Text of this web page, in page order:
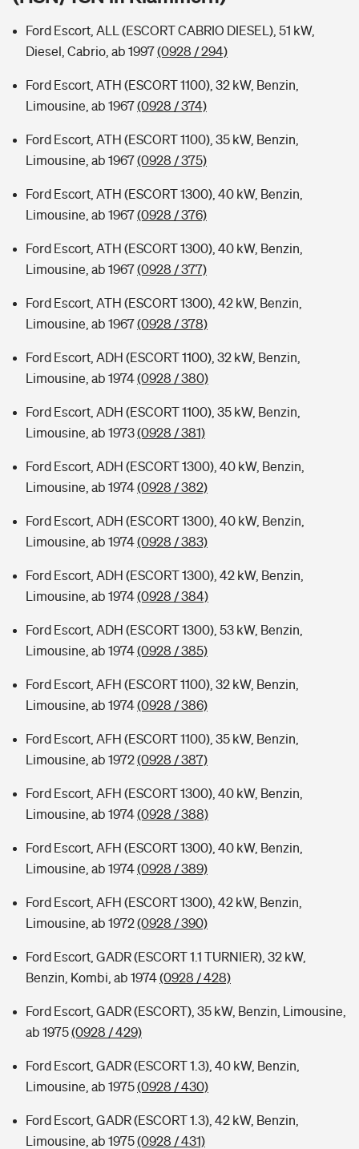
Wer versichert was: Jetzt Versicherer finden
Sie haben Fragen?
Musikinstrumentenversicherung
Zur Übersicht
Tools
Kinderunfall-Check: Mehr Sicherheit für deine Kids
Sie haben Fragen?
Rentenrechner: Wie viel Geld bekomme ich im Alter?
Ford Escort, ALL (ESCORT CABRIO DIESEL), 51 kW,
Diesel, Cabrio, ab 1997(0928 / 294)
Ford Escort, ATH (ESCORT 1100), 32 kW, Benzin,
Limousine, ab 1967(0928 / 374)
Ford Escort, ATH (ESCORT 1100), 35 kW, Benzin,
Limousine, ab 1967(0928 / 375)
Ford Escort, ATH (ESCORT 1300), 40 kW, Benzin,
Limousine, ab 1967(0928 / 376)
Ford Escort, ATH (ESCORT 1300), 40 kW, Benzin,
Limousine, ab 1967(0928 / 377)
Ford Escort, ATH (ESCORT 1300), 42 kW, Benzin,
Limousine, ab 1967(0928 / 378)
Ford Escort, ADH (ESCORT 1100), 32 kW, Benzin,
Limousine, ab 1974(0928 / 380)
Ford Escort, ADH (ESCORT 1100), 35 kW, Benzin,
Limousine, ab 1973(0928 / 381)
Ford Escort, ADH (ESCORT 1300), 40 kW, Benzin,
Limousine, ab 1974(0928 / 382)
Ford Escort, ADH (ESCORT 1300), 40 kW, Benzin,
Limousine, ab 1974(0928 / 383)
Ford Escort, ADH (ESCORT 1300), 42 kW, Benzin,
Limousine, ab 1974(0928 / 384)
Ford Escort, ADH (ESCORT 1300), 53 kW, Benzin,
Limousine, ab 1974(0928 / 385)
Ford Escort, AFH (ESCORT 1100), 32 kW, Benzin,
Limousine, ab 1974(0928 / 386)
Ford Escort, AFH (ESCORT 1100), 35 kW, Benzin,
Limousine, ab 1972(0928 / 387)
Ford Escort, AFH (ESCORT 1300), 40 kW, Benzin,
Limousine, ab 1974(0928 / 388)
Ford Escort, AFH (ESCORT 1300), 40 kW, Benzin,
Limousine, ab 1974(0928 / 389)
Ford Escort, AFH (ESCORT 1300), 42 kW, Benzin,
Limousine, ab 1972(0928 / 390)
Ford Escort, GADR (ESCORT 1.1 TURNIER), 32 kW,
Benzin, Kombi, ab 1974(0928 / 428)
Ford Escort, GADR (ESCORT), 35 kW, Benzin, Limousine,
ab 1975(0928 / 429)
Ford Escort, GADR (ESCORT 1.3), 40 kW, Benzin,
Limousine, ab 1975(0928 / 430)
Ford Escort, GADR (ESCORT 1.3), 42 kW, Benzin,
Limousine, ab 1975(0928 / 431)